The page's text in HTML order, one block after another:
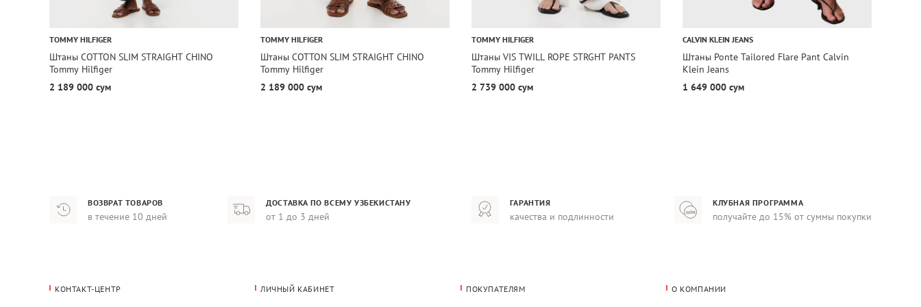
TOMMY HILFIGER
Штаны COTTON SLIM STRAIGHT CHINO
Tommy Hilfiger
2 189 000 сум
TOMMY HILFIGER
Штаны COTTON SLIM STRAIGHT CHINO
Tommy Hilfiger
2 189 000 сум
TOMMY HILFIGER
Штаны VIS TWILL ROPE STRGHT PANTS
Tommy Hilfiger
2 739 000 сум
CALVIN KLEIN JEANS
Штаны Ponte Tailored Flare Pant Calvin
Klein Jeans
1 649 000 сум
ВОЗВРАТ ТОВАРОВ
в течение 10 дней
ДОСТАВКА ПО ВСЕМУ УЗБЕКИСТАНУ
от 1 до 3 дней
ГАРАНТИЯ
качества и подлинности
КЛУБНАЯ ПРОГРАММА
получайте до 15% от суммы покупки
КОНТАКТ-ЦЕНТР ЛИЧНЫЙ КАБИНЕТ ПОКУПАТЕЛЯМ О КОМПАНИИ